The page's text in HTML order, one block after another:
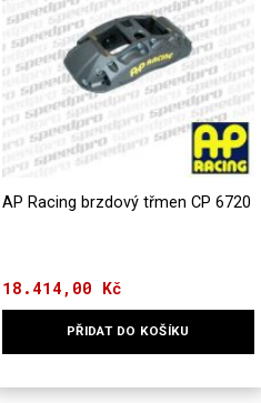
AP Racing brzdový třmen CP 6720
18.414,00 Kč
PŘIDAT DO KOŠÍKU